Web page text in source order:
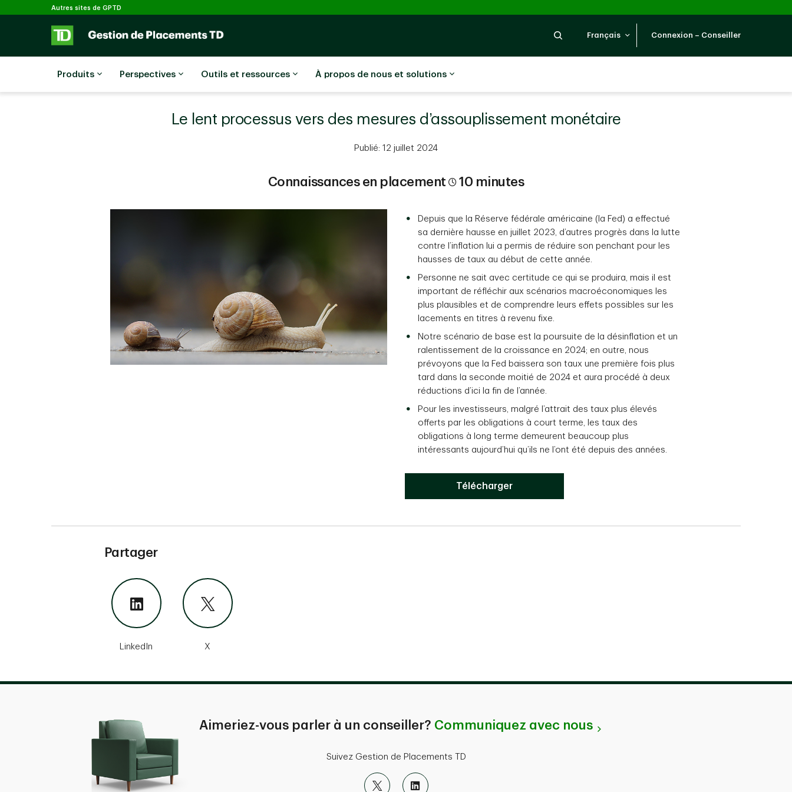
Passer au contenu principal
Autres sites de GPTD
Recherche
Français Connexion – Conseiller
Produits Perspectives Outils et ressources À propos de nous et solutions
Le lent processus vers des mesures d’assouplissement monétaire
Publié: 12 juillet 2024
Connaissances en placement 10 minutes
Depuis que la Réserve fédérale américaine (la Fed) a effectué
sa dernière hausse en juillet 2023, d’autres progrès dans la lutte
contre l’inflation lui a permis de réduire son penchant pour les
hausses de taux au début de cette année.
Personne ne sait avec certitude ce qui se produira, mais il est
important de réfléchir aux scénarios macroéconomiques les
plus plausibles et de comprendre leurs effets possibles sur les
lacements en titres à revenu fixe.
Notre scénario de base est la poursuite de la désinflation et un
ralentissement de la croissance en 2024; en outre, nous
prévoyons que la Fed baissera son taux une première fois plus
tard dans la seconde moitié de 2024 et aura procédé à deux
réductions d’ici la fin de l’année.
Pour les investisseurs, malgré l’attrait des taux plus élevés
offerts par les obligations à court terme, les taux des
obligations à long terme demeurent beaucoup plus
intéressants aujourd’hui qu’ils ne l’ont été depuis des années.
Télécharger
Partager
LinkedIn X
Aimeriez-vous parler à un conseiller? Communiquez avec nous
Suivez Gestion de Placements TD